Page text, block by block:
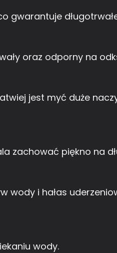
gwarantuje
oraz odporny na
jest myć duże
zachować piękno na
wody i hałas
wody.